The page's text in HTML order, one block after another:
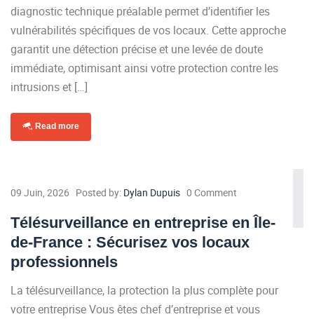
diagnostic technique préalable permet d’identifier les
vulnérabilités spécifiques de vos locaux. Cette approche
garantit une détection précise et une levée de doute
immédiate, optimisant ainsi votre protection contre les
intrusions et […]
Read more
09 Juin, 2026 Posted by: Dylan Dupuis 0 Comment
Télésurveillance en entreprise en Île-
de-France : Sécurisez vos locaux
professionnels
La télésurveillance, la protection la plus complète pour
votre entreprise Vous êtes chef d’entreprise et vous